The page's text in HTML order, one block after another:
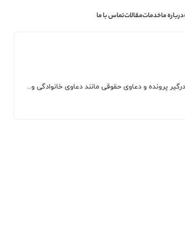
درباره ماخدماتمقالاتتماس با ما
پرونده و دعاوی حقوقی مانند دعاوی خانوادگی و...